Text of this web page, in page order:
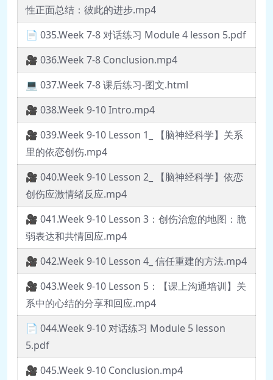
性正面总结：彼此的进步.mp4
📄 035.Week 7-8 对话练习 Module 4 lesson 5.pdf
🎥 036.Week 7-8 Conclusion.mp4
💻 037.Week 7-8 课后练习-图文.html
🎥 038.Week 9-10 Intro.mp4
🎥 039.Week 9-10 Lesson 1_ 【脑神经科学】关系
里的依恋创伤.mp4
🎥 040.Week 9-10 Lesson 2_ 【脑神经科学】依恋
创伤应激情绪反应.mp4
🎥 041.Week 9-10 Lesson 3：创伤治愈的地图：脆
弱表达和共情回应.mp4
🎥 042.Week 9-10 Lesson 4_ 信任重建的方法.mp4
🎥 043.Week 9-10 Lesson 5：【课上沟通培训】关
系中的心结的分享和回应.mp4
📄 044.Week 9-10 对话练习 Module 5 lesson
5.pdf
🎥 045.Week 9-10 Conclusion.mp4